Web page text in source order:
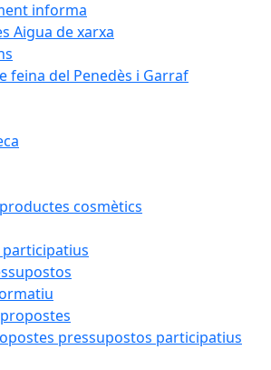
informa
Aigua de xarxa
feina del Penedès i Garraf
cosmètics
propostes
pressupostos participatius